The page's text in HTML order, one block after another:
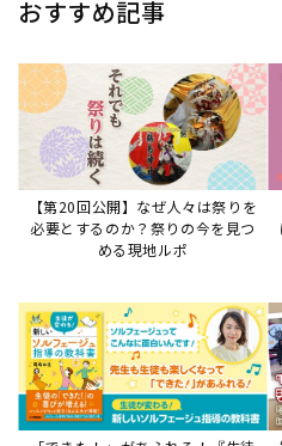
「できた！」があふれる！『生徒
指導の教科書』
ード活用術
サイトからのお知らせ